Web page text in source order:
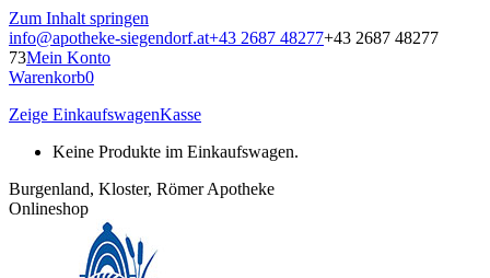
Zum Inhalt springen
info@apotheke-siegendorf.at+43 2687 48277+43 2687 48277
73Mein Konto
Warenkorb0
Zeige EinkaufswagenKasse
Keine Produkte im Einkaufswagen.
Burgenland, Kloster, Römer Apotheke
Onlineshop